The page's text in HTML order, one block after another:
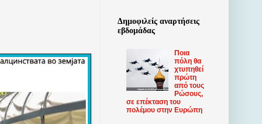
Δημοφιλείς αναρτήσεις
εβδομάδας
Ποια
πόλη θα
χτυπηθεί
πρώτη
από τους
Ρώσους,
σε επέκταση του
πολέμου στην Ευρώπη